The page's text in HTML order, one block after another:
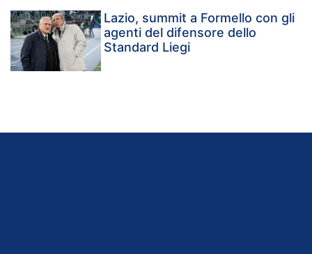
Lazio, summit a Formello con gli
agenti del difensore dello
Standard Liegi